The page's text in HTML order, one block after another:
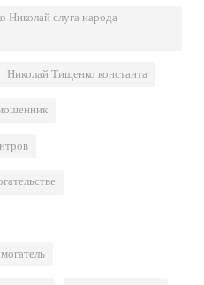
слуга народа
Николай Тищенко константа